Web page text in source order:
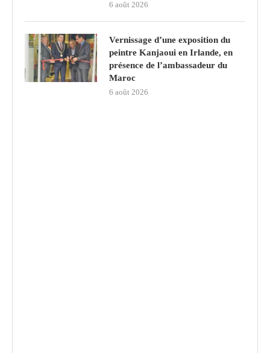
6 août 2026
Vernissage d’une exposition du
peintre Kanjaoui en Irlande, en
présence de l’ambassadeur du
Maroc
6 août 2026